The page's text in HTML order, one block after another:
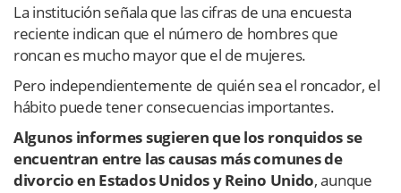
La institución señala que las cifras de una encuesta
reciente indican que el número de hombres que
roncan es mucho mayor que el de mujeres.
Pero independientemente de quién sea el roncador, el
hábito puede tener consecuencias importantes.
Algunos informes sugieren que los ronquidos se
encuentran entre las causas más comunes de
divorcio en Estados Unidos y Reino Unido, aunque